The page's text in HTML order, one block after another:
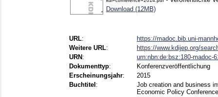
Download (12MB)
URL:
https://madoc.bib.uni-
Weitere URL:
https://www.kdijep.org/
URN :
urn:nbn:de:bsz:180-madoc-
Dokumenttyp:
Konferenzveröffentlichung
Erscheinungsjahr:
2015
Buchtitel :
Job creation and business
Economic Policy Conference